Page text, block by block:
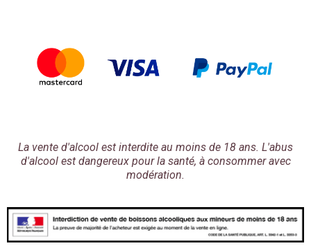
La vente d'alcool est interdite au moins de 18 ans. L'abus
d'alcool est dangereux pour la santé, à consommer avec
modération.